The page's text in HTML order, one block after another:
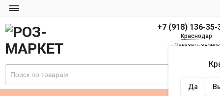
+7 (918) 136-35-
Краснодар
Да
Заказать звонок